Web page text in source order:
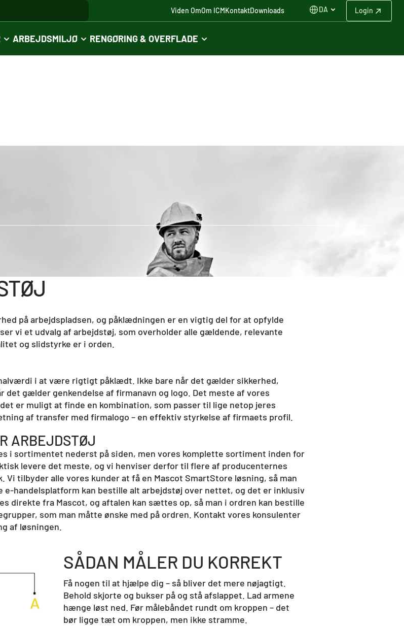
Viden OmOm ICMKontaktDownloads DA Login
ARBEJDSMILJØ RENGØRING & OVERFLADE
på arbejdspladsen, og påklædningen er en vigtig del for at opfylde
vi et udvalg af arbejdstøj, som overholder alle gældende, relevante
og slidstyrke er i orden.
i at være rigtigt påklædt. Ikke bare når det gælder sikkerhed,
det gælder genkendelse af firmanavn og logo. Det meste af vores
er muligt at finde en kombination, som passer til lige netop jeres
af transfer med firmalogo – en effektiv styrkelse af firmaets profil.
ARBEJDSTØJ
i sortimentet nederst på siden, men vores komplette sortiment inden for
levere det meste, og vi henviser derfor til flere af producenternes
Vi tilbyder alle vores kunder at få en Mascot SmartStore løsning, så man
e-handelsplatform kan bestille alt arbejdstøj over nettet, og det er inklusiv
direkte fra Mascot, og aftalen kan sættes op, så man i ordren kan bestille
som man måtte ønske med på ordren. Kontakt vores konsulenter
af løsningen.
SÅDAN MÅLER DU KORREKT
Få nogen til at hjælpe dig – så bliver det mere nøjagtigt.
Behold skjorte og bukser på og stå afslappet. Lad armene
hænge løst ned. Før målebåndet rundt om kroppen – det
bør ligge tæt om kroppen, men ikke stramme.